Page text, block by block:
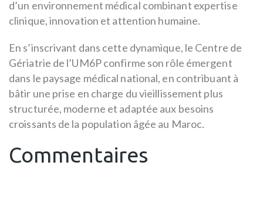
d’un environnement médical combinant expertise
clinique, innovation et attention humaine.
En s’inscrivant dans cette dynamique, le Centre de
Gériatrie de l’UM6P confirme son rôle émergent
dans le paysage médical national, en contribuant à
bâtir une prise en charge du vieillissement plus
structurée, moderne et adaptée aux besoins
croissants de la population âgée au Maroc.
Commentaires